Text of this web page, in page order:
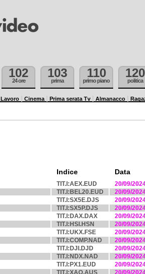
102
24 ore
103
prima
110
primo piano
120
politica
Lavoro Cinema Prima serata Tv Almanacco
Indice Data
TIT.I:AEX.EUD
20/09/
TIT.I:BEL20.EUD
20/09/
TIT.I:SX5E.DJS
20/09/
TIT.I:SX5P.DJS
20/09/
TIT.I:DAX.DAX
20/09/
TIT.I:HSI.HSN
20/09/
TIT.I:UKX.FSE
20/09/
TIT.I:COMP.NAD
20/09/
TIT.I:DJI.DJD
20/09/
TIT.I:NDX.NAD
20/09/
TIT.I:PX1.EUD
20/09/
TIT.I:XAO.AUS
20/09/